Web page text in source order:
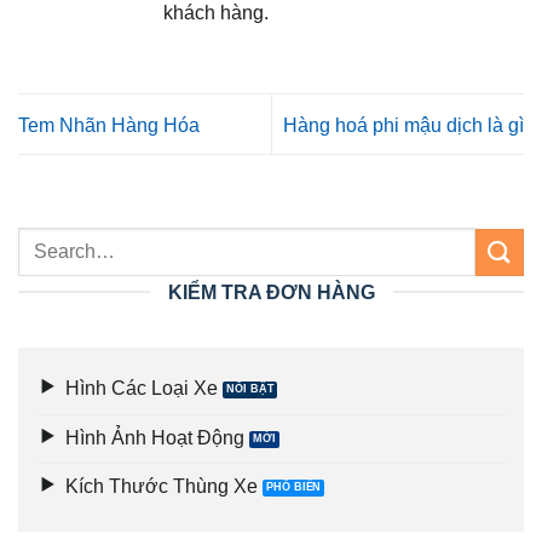
khách hàng.
Tem Nhãn Hàng Hóa Hàng hoá phi mậu dịch là gì
KIỂM TRA ĐƠN HÀNG
Hình Các Loại Xe
Hình Ảnh Hoạt Động
Kích Thước Thùng Xe